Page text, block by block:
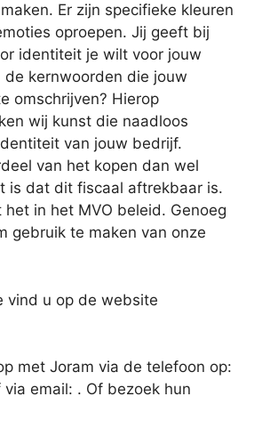
Er zijn specifieke kleuren
oproepen. Jij geeft bij
identiteit je wilt voor jouw
de kernwoorden die jouw
omschrijven? Hierop
wij kunst die naadloos
van jouw bedrijf.
van het kopen dan wel
is dat dit fiscaal aftrekbaar is.
het in het MVO beleid. Genoeg
gebruik te maken van onze
vind u op de website
met Joram via de telefoon op:
email: . Of bezoek hun